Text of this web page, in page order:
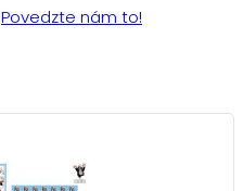
Povedzte nám to!